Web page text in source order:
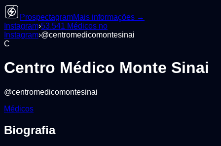
ProspectagramMais informações →
Instagram›53.541 Médicos no
Instagram›@centromedicomontesinai
C
Centro Médico Monte Sinai
@centromedicomontesinai
Médicos
Biografia